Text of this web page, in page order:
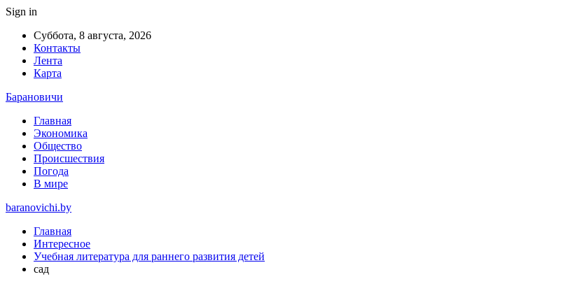
Sign in
Суббота, 8 августа, 2026
Контакты
Лента
Карта
Барановичи
Главная
Экономика
Общество
Происшествия
Погода
В мире
baranovichi.by
Главная
Интересное
Учебная литература для раннего развития детей
сад